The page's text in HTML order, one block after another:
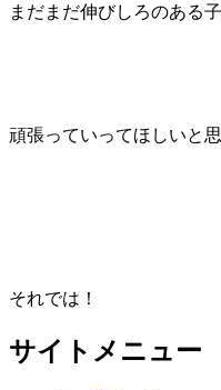
まだまだ伸びしろのある
頑張っていってほしいと思
それでは！
サイトメニュー